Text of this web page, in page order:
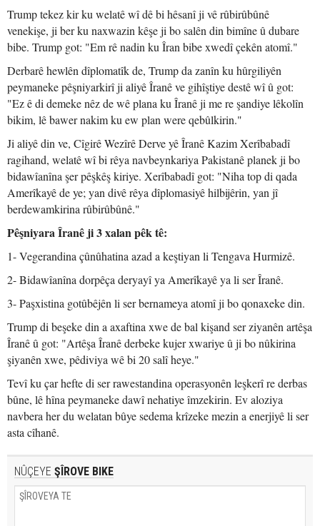
Trump tekez kir ku welatê wî dê bi hêsanî ji vê rûbirûbûnê
venekişe, ji ber ku naxwazin kêşe ji bo salên din bimîne û dubare
bibe. Trump got: "Em rê nadin ku Îran bibe xwedî çekên atomî."
Derbarê hewlên dîplomatîk de, Trump da zanîn ku hûrgiliyên
peymaneke pêşniyarkirî ji aliyê Îranê ve gihîştiye destê wî û got:
"Ez ê di demeke nêz de wê plana ku Îranê ji me re şandiye lêkolîn
bikim, lê bawer nakim ku ew plan were qebûlkirin."
Ji aliyê din ve, Cîgirê Wezîrê Derve yê Îranê Kazim Xerîbabadî
ragihand, welatê wî bi rêya navbeynkariya Pakistanê planek ji bo
bidawîanîna şer pêşkêş kiriye. Xerîbabadî got: "Niha top di qada
Amerîkayê de ye; yan divê rêya dîplomasiyê hilbijêrin, yan jî
berdewamkirina rûbirûbûnê."
Pêşniyara Îranê ji 3 xalan pêk tê:
1- Vegerandina çûnûhatina azad a keştiyan li Tengava Hurmizê.
2- Bidawîanîna dorpêça deryayî ya Amerîkayê ya li ser Îranê.
3- Paşxistina gotûbêjên li ser bernameya atomî ji bo qonaxeke din.
Trump di beşeke din a axaftina xwe de bal kişand ser ziyanên artêşa
Îranê û got: "Artêşa Îranê derbeke kujer xwariye û ji bo nûkirina
şiyanên xwe, pêdiviya wê bi 20 salî heye."
Tevî ku çar hefte di ser rawestandina operasyonên leşkerî re derbas
bûne, lê hîna peymaneke dawî nehatiye îmzekirin. Ev aloziya
navbera her du welatan bûye sedema krîzeke mezin a enerjiyê li ser
asta cîhanê.
NÛÇEYE ŞÎROVE BIKE